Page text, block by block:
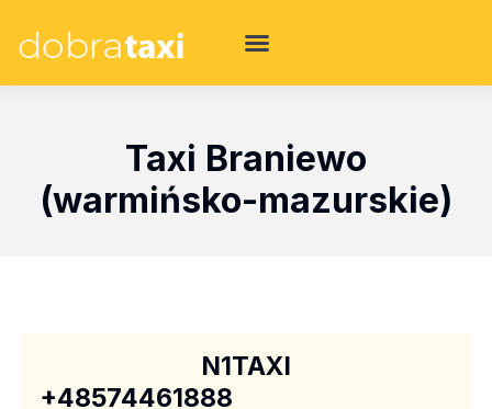
Taxi Braniewo
(warmińsko-mazurskie)
N1TAXI
+48574461888